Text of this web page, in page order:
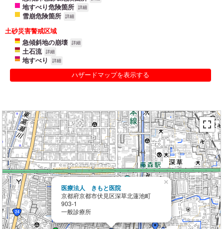
地すべり危険箇所 詳細
雪崩危険箇所 詳細
土砂災害警戒区域
急傾斜地の崩壊
詳細
土石流 詳細
地すべり 詳細
ハザードマップを表示する
医療法人 きもと医院
京都府京都市伏見区深草北蓮池町
903-1
一般診療所
×